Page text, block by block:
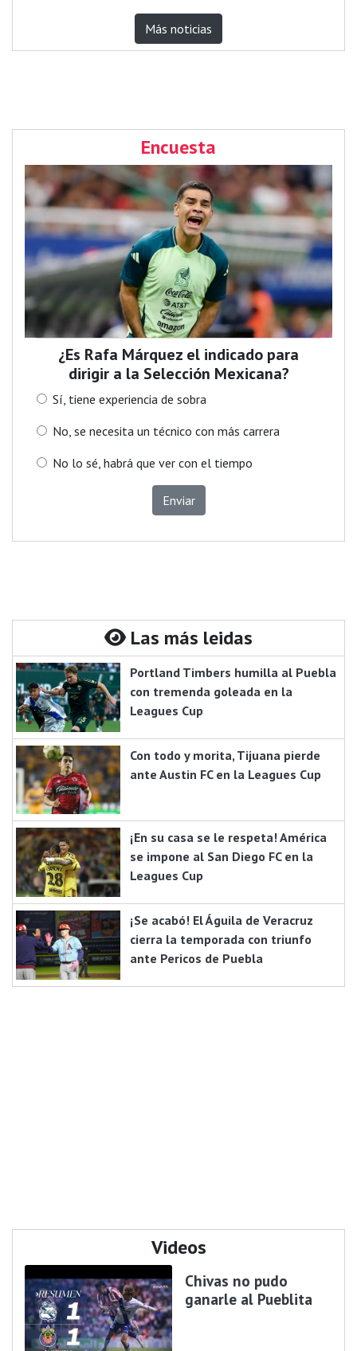
Más noticias
Encuesta
¿Es Rafa Márquez el indicado para
dirigir a la Selección Mexicana?
Sí, tiene experiencia de sobra
No, se necesita un técnico con más carrera
No lo sé, habrá que ver con el tiempo
Enviar
Las más leidas
Portland Timbers humilla al Puebla
con tremenda goleada en la
Leagues Cup
Con todo y morita, Tijuana pierde
ante Austin FC en la Leagues Cup
¡En su casa se le respeta! América
se impone al San Diego FC en la
Leagues Cup
¡Se acabó! El Águila de Veracruz
cierra la temporada con triunfo
ante Pericos de Puebla
Videos
Chivas no pudo
ganarle al Pueblita